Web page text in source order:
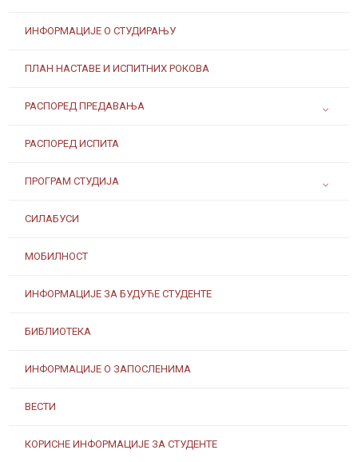
ИНФОРМАЦИЈЕ О СТУДИРАЊУ
ПЛАН НАСТАВЕ И ИСПИТНИХ РОКОВА
РАСПОРЕД ПРЕДАВАЊА
РАСПОРЕД ИСПИТА
ПРОГРАМ СТУДИЈА
СИЛАБУСИ
МОБИЛНОСТ
ИНФОРМАЦИЈЕ ЗА БУДУЋЕ СТУДЕНТЕ
БИБЛИОТЕКА
ИНФОРМАЦИЈЕ О ЗАПОСЛЕНИМА
ВЕСТИ
КОРИСНЕ ИНФОРМАЦИЈЕ ЗА СТУДЕНТЕ